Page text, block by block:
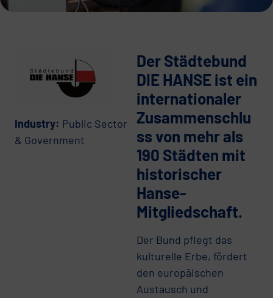
Industry: Public Sector
& Government
Der Städtebund
DIE HANSE ist ein
internationaler
Zusammenschlu
ss von mehr als
190 Städten mit
historischer
Hanse-
Mitgliedschaft.
Der Bund pflegt das
kulturelle Erbe, fördert
den europäischen
Austausch und